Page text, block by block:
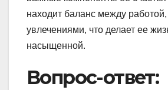
находит баланс между
увлечениями, что делает ее
насыщенной.
Вопрос-ответ: